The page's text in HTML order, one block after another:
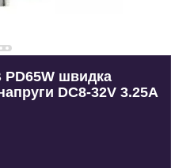
PD65W швидка
DC8-32V 3.25A